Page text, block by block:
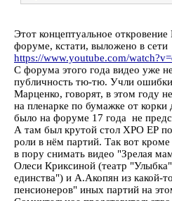
Этот концептуальное
форуме, кстати, выложено в сети
https://www.youtube.com/
С форума этого года видео уже
публичность тю-тю. Учли
Марценко, говорят, в этом году
на пленарке по бумажке от
было на форуме 17 года не
А там был крутой стол ХРО ЕР
роли в нём партий. Так вот
в пору снимать видео "Зрелая
Олеси Криксиной (театр
единства") и А.Акопян из какой-
пенсионеров" иных партий на